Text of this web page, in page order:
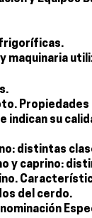
maquinaria
indican su
distintas
y caprino:
del cerdo.